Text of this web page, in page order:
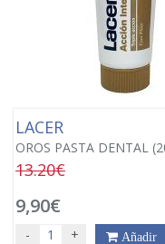
LACER
OROS PASTA DENTAL
13.20€
9,90€
- + Añadir